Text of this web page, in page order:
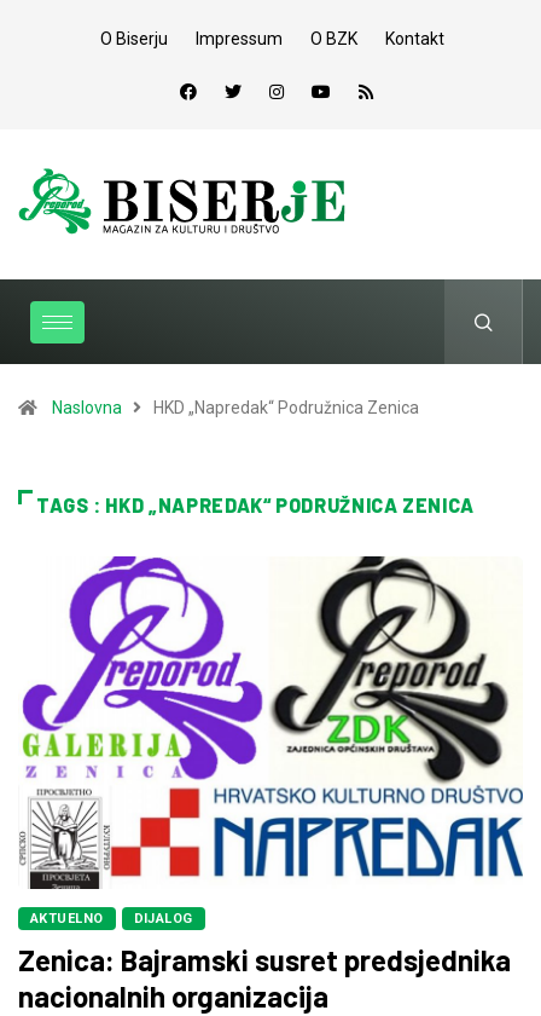
O Biserju Impressum O BZK Kontakt
Naslovna HKD „Napredak“ Podružnica Zenica
TAGS : HKD „NAPREDAK“ PODRUŽNICA ZENICA
AKTUELNO DIJALOG
Zenica: Bajramski susret predsjednika
nacionalnih organizacija